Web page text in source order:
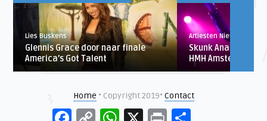
Lies Buskens
Glennis Grace door naar finale
America’s Got Talent
Artiesten Nieuws
Skunk Anansie
HMH Amsterdam
Home • Copyright 2019• Contact
FacebookCopy
WhatsApp Print